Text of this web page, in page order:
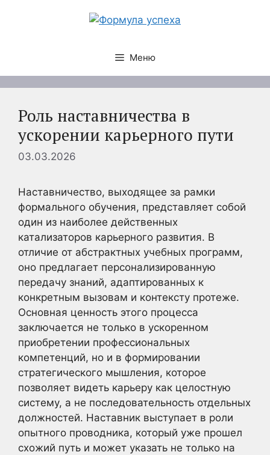
Меню
Роль наставничества в
ускорении карьерного пути
03.03.2026
Наставничество, выходящее за рамки
формального обучения, представляет собой
один из наиболее действенных
катализаторов карьерного развития. В
отличие от абстрактных учебных программ,
оно предлагает персонализированную
передачу знаний, адаптированных к
конкретным вызовам и контексту протеже.
Основная ценность этого процесса
заключается не только в ускоренном
приобретении профессиональных
компетенций, но и в формировании
стратегического мышления, которое
позволяет видеть карьеру как целостную
систему, а не последовательность отдельных
должностей. Наставник выступает в роли
опытного проводника, который уже прошел
схожий путь и может указать не только на